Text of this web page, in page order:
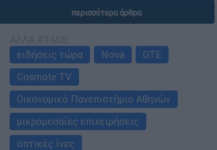
περισσότερα άρθρα
ειδήσεις τώρα
Nova
ΟΤΕ
Cosmote TV
Οικονομικό Πανεπιστήμιο Αθηνών
μικρομεσαίες επιχειρήσεις
οπτικές ίνες